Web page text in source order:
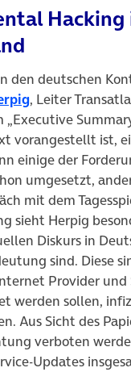
Hacking
den deutschen
(öffnet in
, Leiter
„Executive
vorangestellt ist,
einige der
umgesetzt,
mit dem
sieht Herpig
Diskurs in
sind. Diese
Provider
werden sollen,
Aus Sicht des
verboten
Updates